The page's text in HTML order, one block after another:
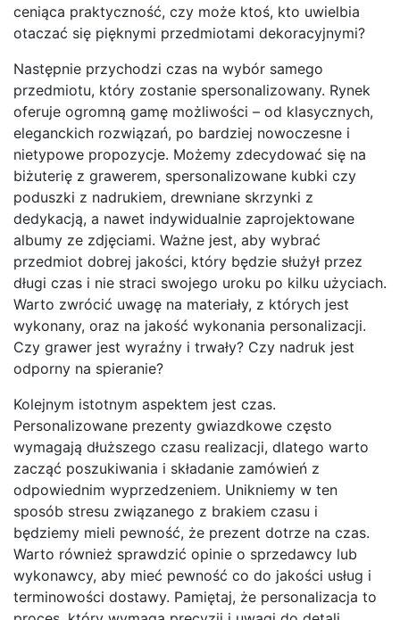
ceniąca praktyczność, czy może ktoś, kto uwielbia
otaczać się pięknymi przedmiotami dekoracyjnymi?
Następnie przychodzi czas na wybór samego
przedmiotu, który zostanie spersonalizowany. Rynek
oferuje ogromną gamę możliwości – od klasycznych,
eleganckich rozwiązań, po bardziej nowoczesne i
nietypowe propozycje. Możemy zdecydować się na
biżuterię z grawerem, spersonalizowane kubki czy
poduszki z nadrukiem, drewniane skrzynki z
dedykacją, a nawet indywidualnie zaprojektowane
albumy ze zdjęciami. Ważne jest, aby wybrać
przedmiot dobrej jakości, który będzie służył przez
długi czas i nie straci swojego uroku po kilku użyciach.
Warto zwrócić uwagę na materiały, z których jest
wykonany, oraz na jakość wykonania personalizacji.
Czy grawer jest wyraźny i trwały? Czy nadruk jest
odporny na spieranie?
Kolejnym istotnym aspektem jest czas.
Personalizowane prezenty gwiazdkowe często
wymagają dłuższego czasu realizacji, dlatego warto
zacząć poszukiwania i składanie zamówień z
odpowiednim wyprzedzeniem. Unikniemy w ten
sposób stresu związanego z brakiem czasu i
będziemy mieli pewność, że prezent dotrze na czas.
Warto również sprawdzić opinie o sprzedawcy lub
wykonawcy, aby mieć pewność co do jakości usług i
terminowości dostawy. Pamiętaj, że personalizacja to